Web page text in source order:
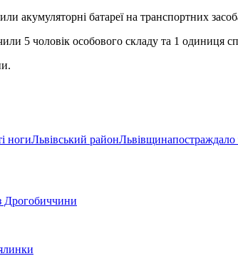
акумуляторні батареї на транспортних
5 чоловік особового складу та 1 одиниця
ногиЛьвівський районЛьвівщина
Дрогобиччини